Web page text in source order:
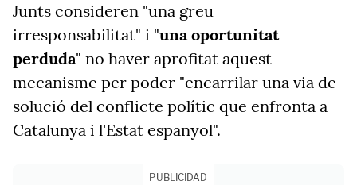
Junts consideren "una greu
irresponsabilitat" i "una oportunitat
perduda" no haver aprofitat aquest
mecanisme per poder "encarrilar una via de
solució del conflicte polític que enfronta a
Catalunya i l'Estat espanyol".
PUBLICIDAD